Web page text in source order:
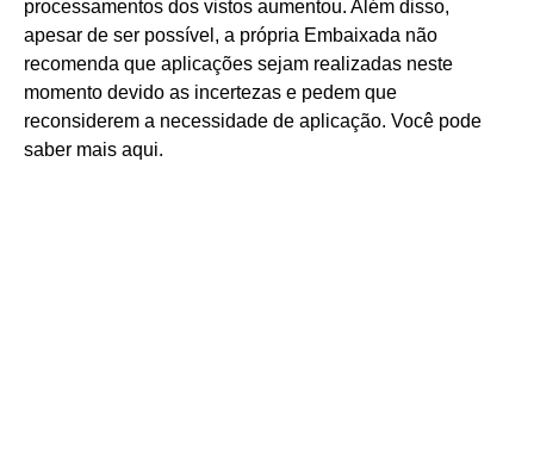
processamentos dos vistos aumentou. Além disso,
apesar de ser possível, a própria Embaixada não
recomenda que aplicações sejam realizadas neste
momento devido as incertezas e pedem que
reconsiderem a necessidade de aplicação. Você pode
saber mais aqui.